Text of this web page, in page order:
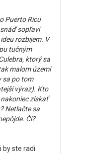
Puerto Ricu
sopľaví
rozbijem. V
tučným
ktorý sa
malom území
sa po tom
výraz). Kto
získať
Netlačte sa
Či?
by ste radi